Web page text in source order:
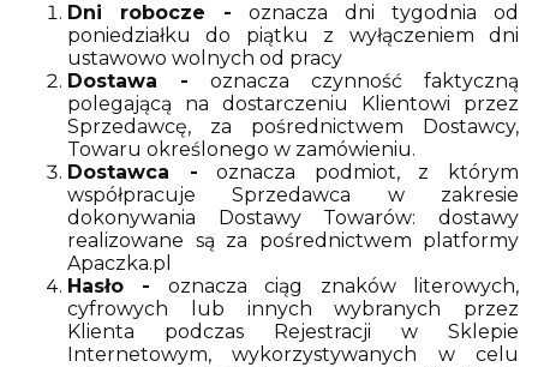
Dni robocze - oznacza dni tygodnia od
poniedziałku do piątku z wyłączeniem dni
ustawowo wolnych od pracy
Dostawa - oznacza czynność faktyczną
polegającą na dostarczeniu Klientowi przez
Sprzedawcę, za pośrednictwem Dostawcy,
Towaru określonego w zamówieniu.
Dostawca - oznacza podmiot, z którym
współpracuje Sprzedawca w zakresie
dokonywania Dostawy Towarów: dostawy
realizowane są za pośrednictwem platformy
Apaczka.pl
Hasło - oznacza ciąg znaków literowych,
cyfrowych lub innych wybranych przez
Klienta podczas Rejestracji w Sklepie
Internetowym, wykorzystywanych w celu